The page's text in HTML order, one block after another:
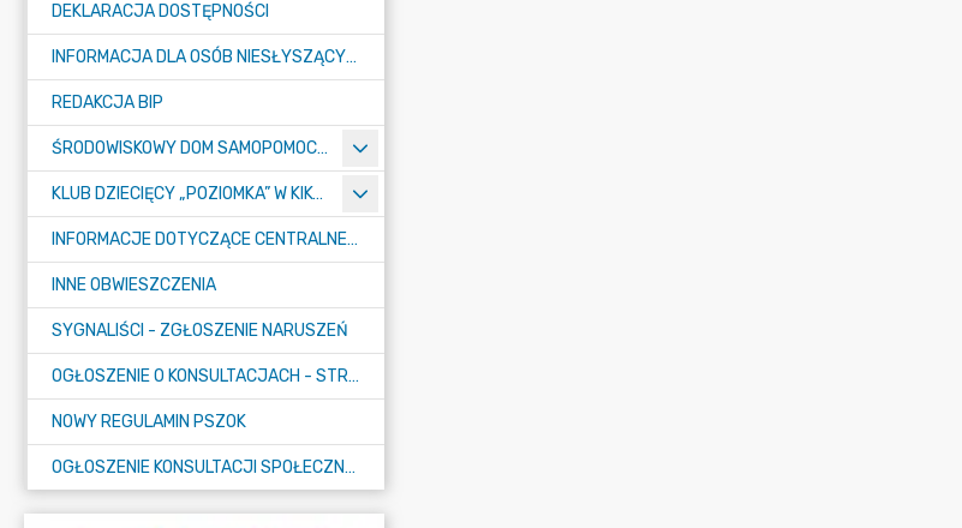
DEKLARACJA DOSTĘPNOŚCI
INFORMACJA DLA OSÓB NIESŁYSZĄCYCH
REDAKCJA BIP
ŚRODOWISKOWY DOM SAMOPOMOCY "KONICZYNKA" W SUMINIE
KLUB DZIECIĘCY „POZIOMKA” W KIKOLE
INFORMACJE DOTYCZĄCE CENTRALNEGO PORTU KOMUNIKACYJNEGO
INNE OBWIESZCZENIA
SYGNALIŚCI - ZGŁOSZENIE NARUSZEŃ
OGŁOSZENIE O KONSULTACJACH - STRATEGIA
NOWY REGULAMIN PSZOK
OGŁOSZENIE KONSULTACJI SPOŁECZNYCH